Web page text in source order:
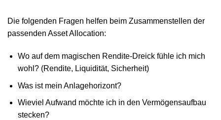
Die folgenden Fragen helfen beim Zusammenstellen der
passenden Asset Allocation:
Wo auf dem magischen Rendite-Dreick fühle ich mich
wohl? (Rendite, Liquidität, Sicherheit)
Was ist mein Anlagehorizont?
Wieviel Aufwand möchte ich in den Vermögensaufbau
stecken?